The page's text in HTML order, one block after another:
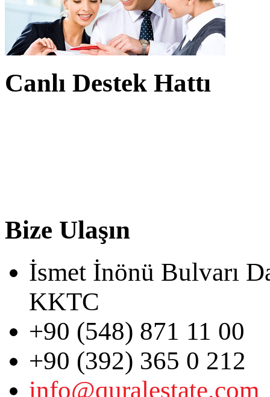
Canlı Destek Hattı
Bize Ulaşın
İsmet İnönü Bulvarı
KKTC
+90 (548) 871 11 00
+90 (392) 365 0 212
info@quralestate.com